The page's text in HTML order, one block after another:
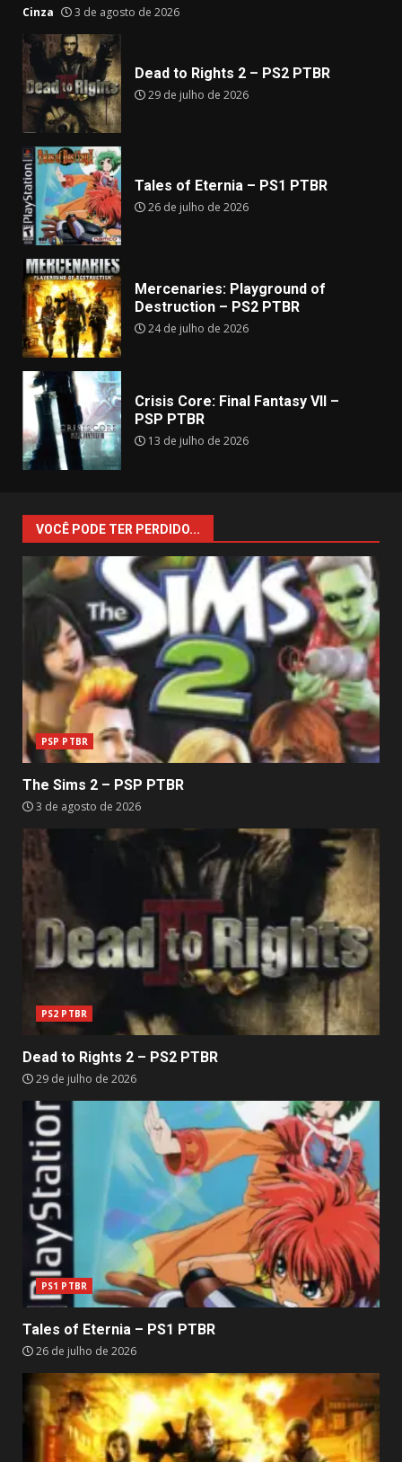
Cinza 3 de agosto de 2026
Dead to Rights 2 – PS2 PTBR
29 de julho de 2026
Tales of Eternia – PS1 PTBR
26 de julho de 2026
Mercenaries: Playground of
Destruction – PS2 PTBR
24 de julho de 2026
Crisis Core: Final Fantasy VII –
PSP PTBR
13 de julho de 2026
VOCÊ PODE TER PERDIDO...
PSP PTBR
The Sims 2 – PSP PTBR
3 de agosto de 2026
PS2 PTBR
Dead to Rights 2 – PS2 PTBR
29 de julho de 2026
PS1 PTBR
Tales of Eternia – PS1 PTBR
26 de julho de 2026